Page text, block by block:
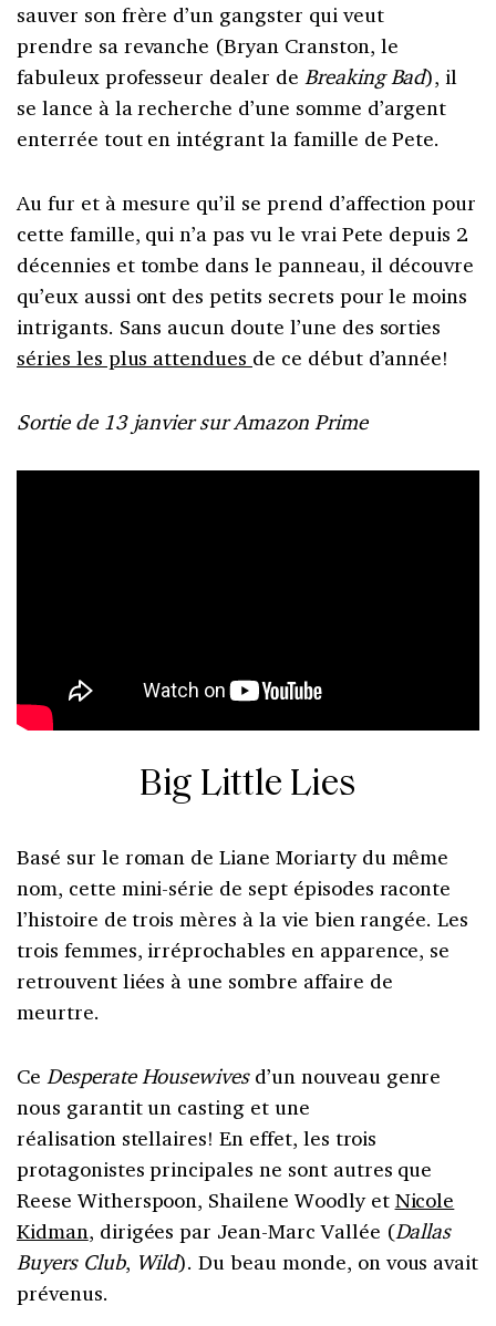
sauver son frère d’un gangster qui veut
prendre sa revanche (Bryan Cranston, le
fabuleux professeur dealer de Breaking Bad), il
se lance à la recherche d’une somme d’argent
enterrée tout en intégrant la famille de Pete.
Au fur et à mesure qu’il se prend d’affection pour
cette famille, qui n’a pas vu le vrai Pete depuis 2
décennies et tombe dans le panneau, il découvre
qu’eux aussi ont des petits secrets pour le moins
intrigants. Sans aucun doute l’une des sorties
séries les plus attendues de ce début d’année!
Sortie de 13 janvier sur Amazon Prime
Big Little Lies
Basé sur le roman de Liane Moriarty du même
nom, cette mini-série de sept épisodes raconte
l’histoire de trois mères à la vie bien rangée. Les
trois femmes, irréprochables en apparence, se
retrouvent liées à une sombre affaire de
meurtre.
Ce Desperate Housewivesd’un nouveau genre
nous garantit un casting et une
réalisation stellaires! En effet, les trois
protagonistes principales ne sont autres que
Reese Witherspoon, Shailene Woodly et Nicole
Kidman, dirigées par Jean-Marc Vallée (Dallas
Buyers Club, Wild). Du beau monde, on vous avait
prévenus.